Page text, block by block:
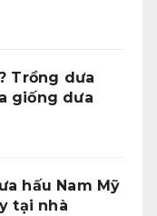
Trồng dưa
giống dưa
hấu Nam Mỹ
tại nhà